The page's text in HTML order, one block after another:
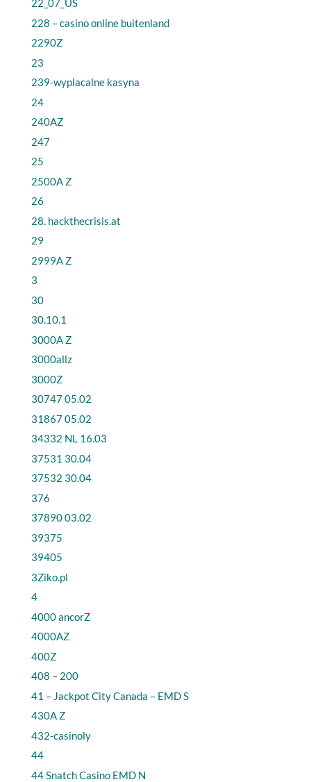
22_07_US
228 – casino online buitenland
2290Z
23
239-wyplacalne kasyna
24
240AZ
247
25
2500A Z
26
28. hackthecrisis.at
29
2999A Z
3
30
30.10.1
3000A Z
3000allz
3000Z
30747 05.02
31867 05.02
34332 NL 16.03
37531 30.04
37532 30.04
376
37890 03.02
39375
39405
3Ziko.pl
4
4000 ancorZ
4000AZ
400Z
408 – 200
41 – Jackpot City Canada – EMD S
430A Z
432-casinoly
44
44 Snatch Casino EMD N